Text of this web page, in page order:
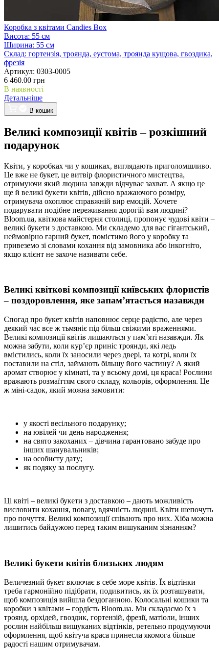
Коробка з квітами Candies Box
Висота: 55 см
Ширина: 55 см
Склад: гортензія, троянда, еустома, троянда кущова, гвоздика,
фрезія
Артикул: 0303-0005
6 460.00 грн
В наявності
Детальніше
В кошик
Великі композиції квітів – розкішний
подарунок
Квіти, у коробках чи у кошиках, виглядають приголомшливо.
Це вже не букет, це витвір флористичного мистецтва,
отримуючи який людина завжди відчуває захват. А якщо це
ще й великі букети квітів, дійсно вражаючого розміру,
отримувача охоплює справжній вир емоцій. Хочете
подарувати подібне переживання дорогій вам людині?
Bloom.ua, квіткова майстерня столиці, пропонує чудові квіти –
великі букети з доставкою. Ми складемо для вас гігантський,
неймовірно гарний букет, помістимо його у коробку та
привеземо зі словами кохання від замовника або інкогніто,
якщо клієнт не захоче називати себе.
Великі квіткові композиції київських флористів
– поздоровлення, яке запам’ятається назавжди
Спогад про букет квітів наповнює серце радістю, але через
деякий час все ж тьмяніє під більш свіжими враженнями.
Великі композиції квітів лишаються у пам’яті назавжди. Як
можна забути, коли кур’єр приніс троянди, які ледь
вмістились, коли їх заносили через двері, та котрі, коли їх
поставили на стіл, займають більшу його частину? А який
аромат створює у кімнаті, та у всьому домі, ця краса! Рослини
вражають розмаїттям свого складу, кольорів, оформлення. Це
ж міні-садок, який можна замовити:
у якості весільного подарунку;
на ювілей чи день народження;
на свято закоханих – дівчина гарантовано забуде про
інших шанувальників;
на особисту дату;
як подяку за послугу.
Ці квіті – великі букети з доставкою – дають можливість
висловити кохання, повагу, вдячність людині. Квіти шепочуть
про почуття. Великі композиції співають про них. Хіба можна
лишитись байдужою перед таким вишуканим зізнанням?
Великі букети квітів близьких людям
Величезний букет включає в себе море квітів. Їх відтінки
треба гармонійно підібрати, подивитись, як їх розташувати,
щоб композиція вийшла бездоганною. Колосальні кошики та
коробки з квітами – гордість Bloom.ua. Ми складаємо їх з
троянд, орхідей, гвоздик, гортензій, фрезії, матіоли, інших
рослин найбільш вишуканих відтінків, ретельно продумуючи
оформлення, щоб квітуча краса принесла якомога більше
радості нашим отримувачам.